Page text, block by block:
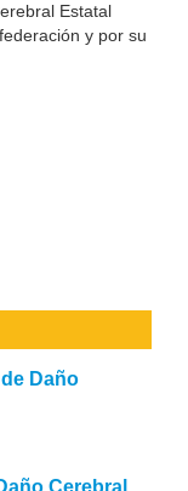
Estatal
y por su
Daño
Cerebral